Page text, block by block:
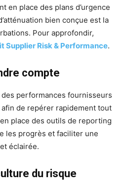
en place des plans d’urgence
bien conçue est la
Pour approfondir,
Supplier Risk & Performance.
compte
performances fournisseurs
de repérer rapidement tout
place des outils de reporting
les progrès et faciliter une
éclairée.
du risque